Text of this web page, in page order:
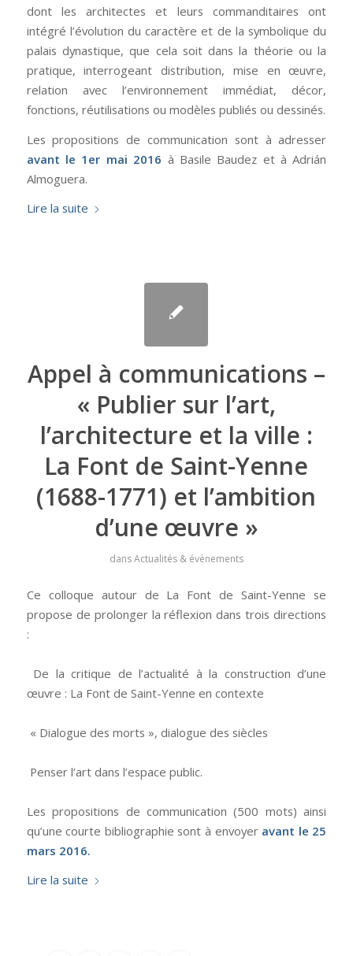
dont les architectes et leurs commanditaires ont
intégré l’évolution du caractère et de la symbolique du
palais dynastique, que cela soit dans la théorie ou la
pratique, interrogeant distribution, mise en œuvre,
relation avec l’environnement immédiat, décor,
fonctions, réutilisations ou modèles publiés ou dessinés.
Les propositions de communication sont à adresser
avant le 1er mai 2016 à Basile Baudez et à Adrián
Almoguera.
Lire la suite
Appel à communications –
« Publier sur l’art,
l’architecture et la ville :
La Font de Saint-Yenne
(1688-1771) et l’ambition
d’une œuvre »
dansActualités & événements
Ce colloque autour de La Font de Saint-Yenne se
propose de prolonger la réflexion dans trois directions
:
De la critique de l’actualité à la construction d’une
œuvre : La Font de Saint-Yenne en contexte
« Dialogue des morts », dialogue des siècles
Penser l’art dans l’espace public.
Les propositions de communication (500 mots) ainsi
qu’une courte bibliographie sont à envoyer avant le 25
mars 2016.
Lire la suite